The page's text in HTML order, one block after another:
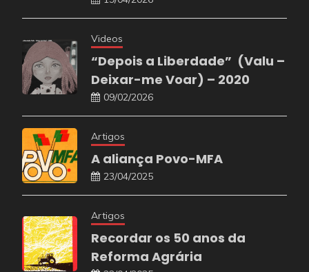
Videos
“Depois a Liberdade” (Valu –
Deixar-me Voar) – 2020
09/02/2026
Artigos
A aliança Povo-MFA
23/04/2025
Artigos
Recordar os 50 anos da
Reforma Agrária